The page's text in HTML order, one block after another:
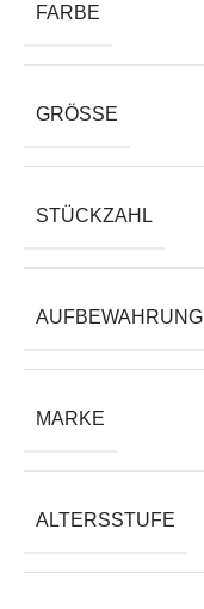
FARBE
GRÖSSE
STÜCKZAHL
AUFBEWAHRUNG
MARKE
ALTERSSTUFE